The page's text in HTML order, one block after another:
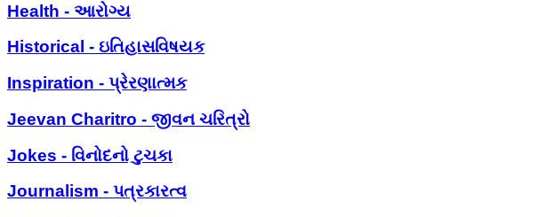
Health - આરોગ્ય
Historical - ઇતિહાસવિષયક
Inspiration - પ્રેરણાત્મક
Jeevan Charitro - જીવન ચરિત્રો
Jokes - વિનોદનો ટુચકા
Journalism - પત્રકારત્વ